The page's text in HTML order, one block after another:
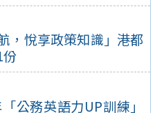
，悅享政策知識」港都
公務英語力UP訓練」